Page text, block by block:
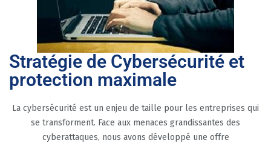
Stratégie de Cybersécurité et
protection maximale
La cybersécurité est un enjeu de taille pour les entreprises qui
se transforment. Face aux menaces grandissantes des
cyberattaques, nous avons développé une offre